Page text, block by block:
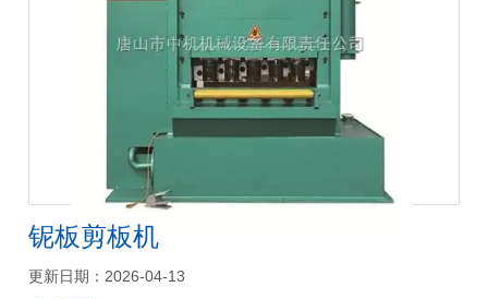
铌板剪板机
更新日期：2026-04-13